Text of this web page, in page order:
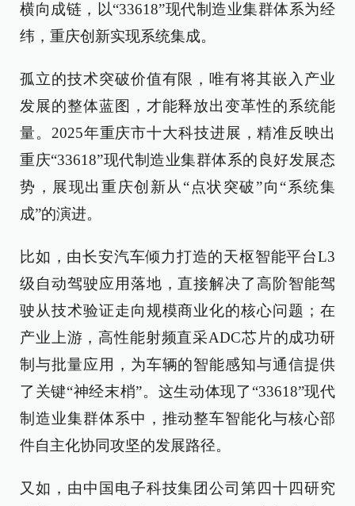
横向成链，以“33618”现代制造业集群体系为经
纬，重庆创新实现系统集成。
孤立的技术突破价值有限，唯有将其嵌入产业
发展的整体蓝图，才能释放出变革性的系统能
量。2025年重庆市十大科技进展，精准反映出
重庆“33618”现代制造业集群体系的良好发展态
势，展现出重庆创新从“点状突破”向“系统集
成”的演进。
比如，由长安汽车倾力打造的天枢智能平台L3
级自动驾驶应用落地，直接解决了高阶智能驾
驶从技术验证走向规模商业化的核心问题；在
产业上游，高性能射频直采ADC芯片的成功研
制与批量应用，为车辆的智能感知与通信提供
了关键“神经末梢”。这生动体现了“33618”现代
制造业集群体系中，推动整车智能化与核心部
件自主化协同攻坚的发展路径。
又如，由中国电子科技集团公司第四十四研究